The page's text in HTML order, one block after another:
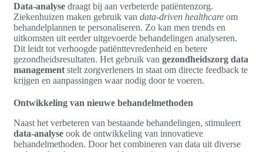
Data-analyse draagt bij aan verbeterde patiëntenzorg.
Ziekenhuizen maken gebruik van data-driven healthcare om
behandelplannen te personaliseren. Zo kan men trends en
uitkomsten uit eerder uitgevoerde behandelingen analyseren.
Dit leidt tot verhoogde patiënttevredenheid en betere
gezondheidsresultaten. Het gebruik van gezondheidszorg data
management stelt zorgverleners in staat om directe feedback te
krijgen en aanpassingen waar nodig door te voeren.
Ontwikkeling van nieuwe behandelmethoden
Naast het verbeteren van bestaande behandelingen, stimuleert
data-analyse ook de ontwikkeling van innovatieve
behandelmethoden. Door het combineren van data uit diverse